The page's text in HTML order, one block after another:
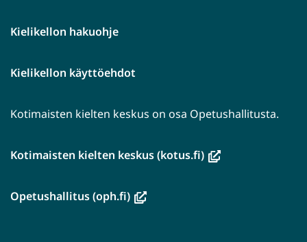
Kielikellon hakuohje
Kielikellon käyttöehdot
Kotimaisten kielten keskus on osa Opetushallitusta.
Kotimaisten kielten keskus (kotus.fi)(avautuu
Opetushallitus (oph.fi)(avautuu